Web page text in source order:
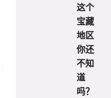
这个
宝藏
地区
你还
不知
道
吗？